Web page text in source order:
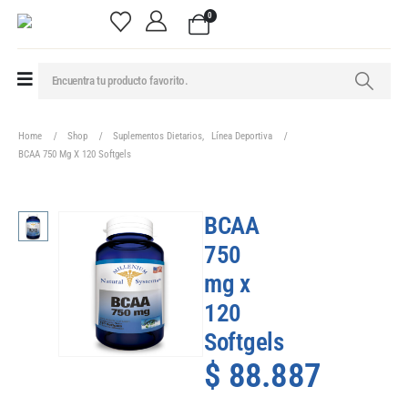
0
Home Shop Suplementos Dietarios,
Línea Deportiva
BCAA 750 Mg X 120 Softgels
BCAA
750
mg x
120
Softgels
$ 88.887